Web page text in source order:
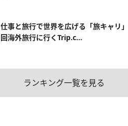
仕事と旅行で世界を広げる「旅キャリ
回海外旅行に行くTrip.c...
ランキング一覧を見る